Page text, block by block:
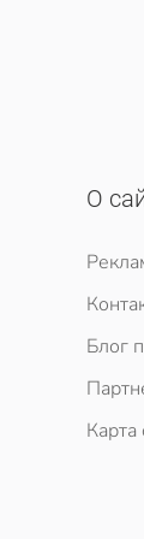
О
Блог
Карта